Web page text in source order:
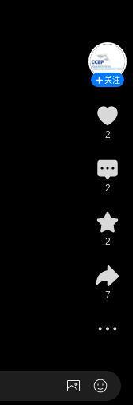
关注
2
2
2
7